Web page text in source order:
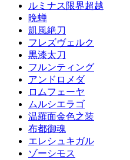
ルミナス限界超越
晩蝉
凱風絶刀
フレズヴェルク
黒漆太刀
フルンティング
アンドロメダ
ロムフェーヤ
ムルシエラゴ
温羅面金色之装
布都御魂
エレシュキガル
ゾーシモス